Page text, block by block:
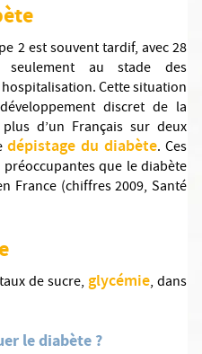
2 est souvent tardif, avec 28
au stade des
Cette situation
discret de la
d’un Français sur deux
dépistage du diabète. Ces
que le diabète
France (chiffres 2009, Santé
de sucre, glycémie, dans
le diabète ?